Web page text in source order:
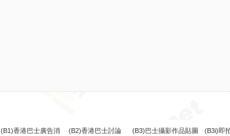
(B1)香港巴士廣告消
(B2)香港巴士討論
(B3)巴士攝影作品貼圖
(B3i)即